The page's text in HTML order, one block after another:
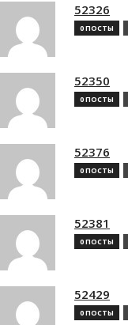
52326
0 ПОСТЫ
52350
0 ПОСТЫ
52376
0 ПОСТЫ
52381
0 ПОСТЫ
52429
0 ПОСТЫ